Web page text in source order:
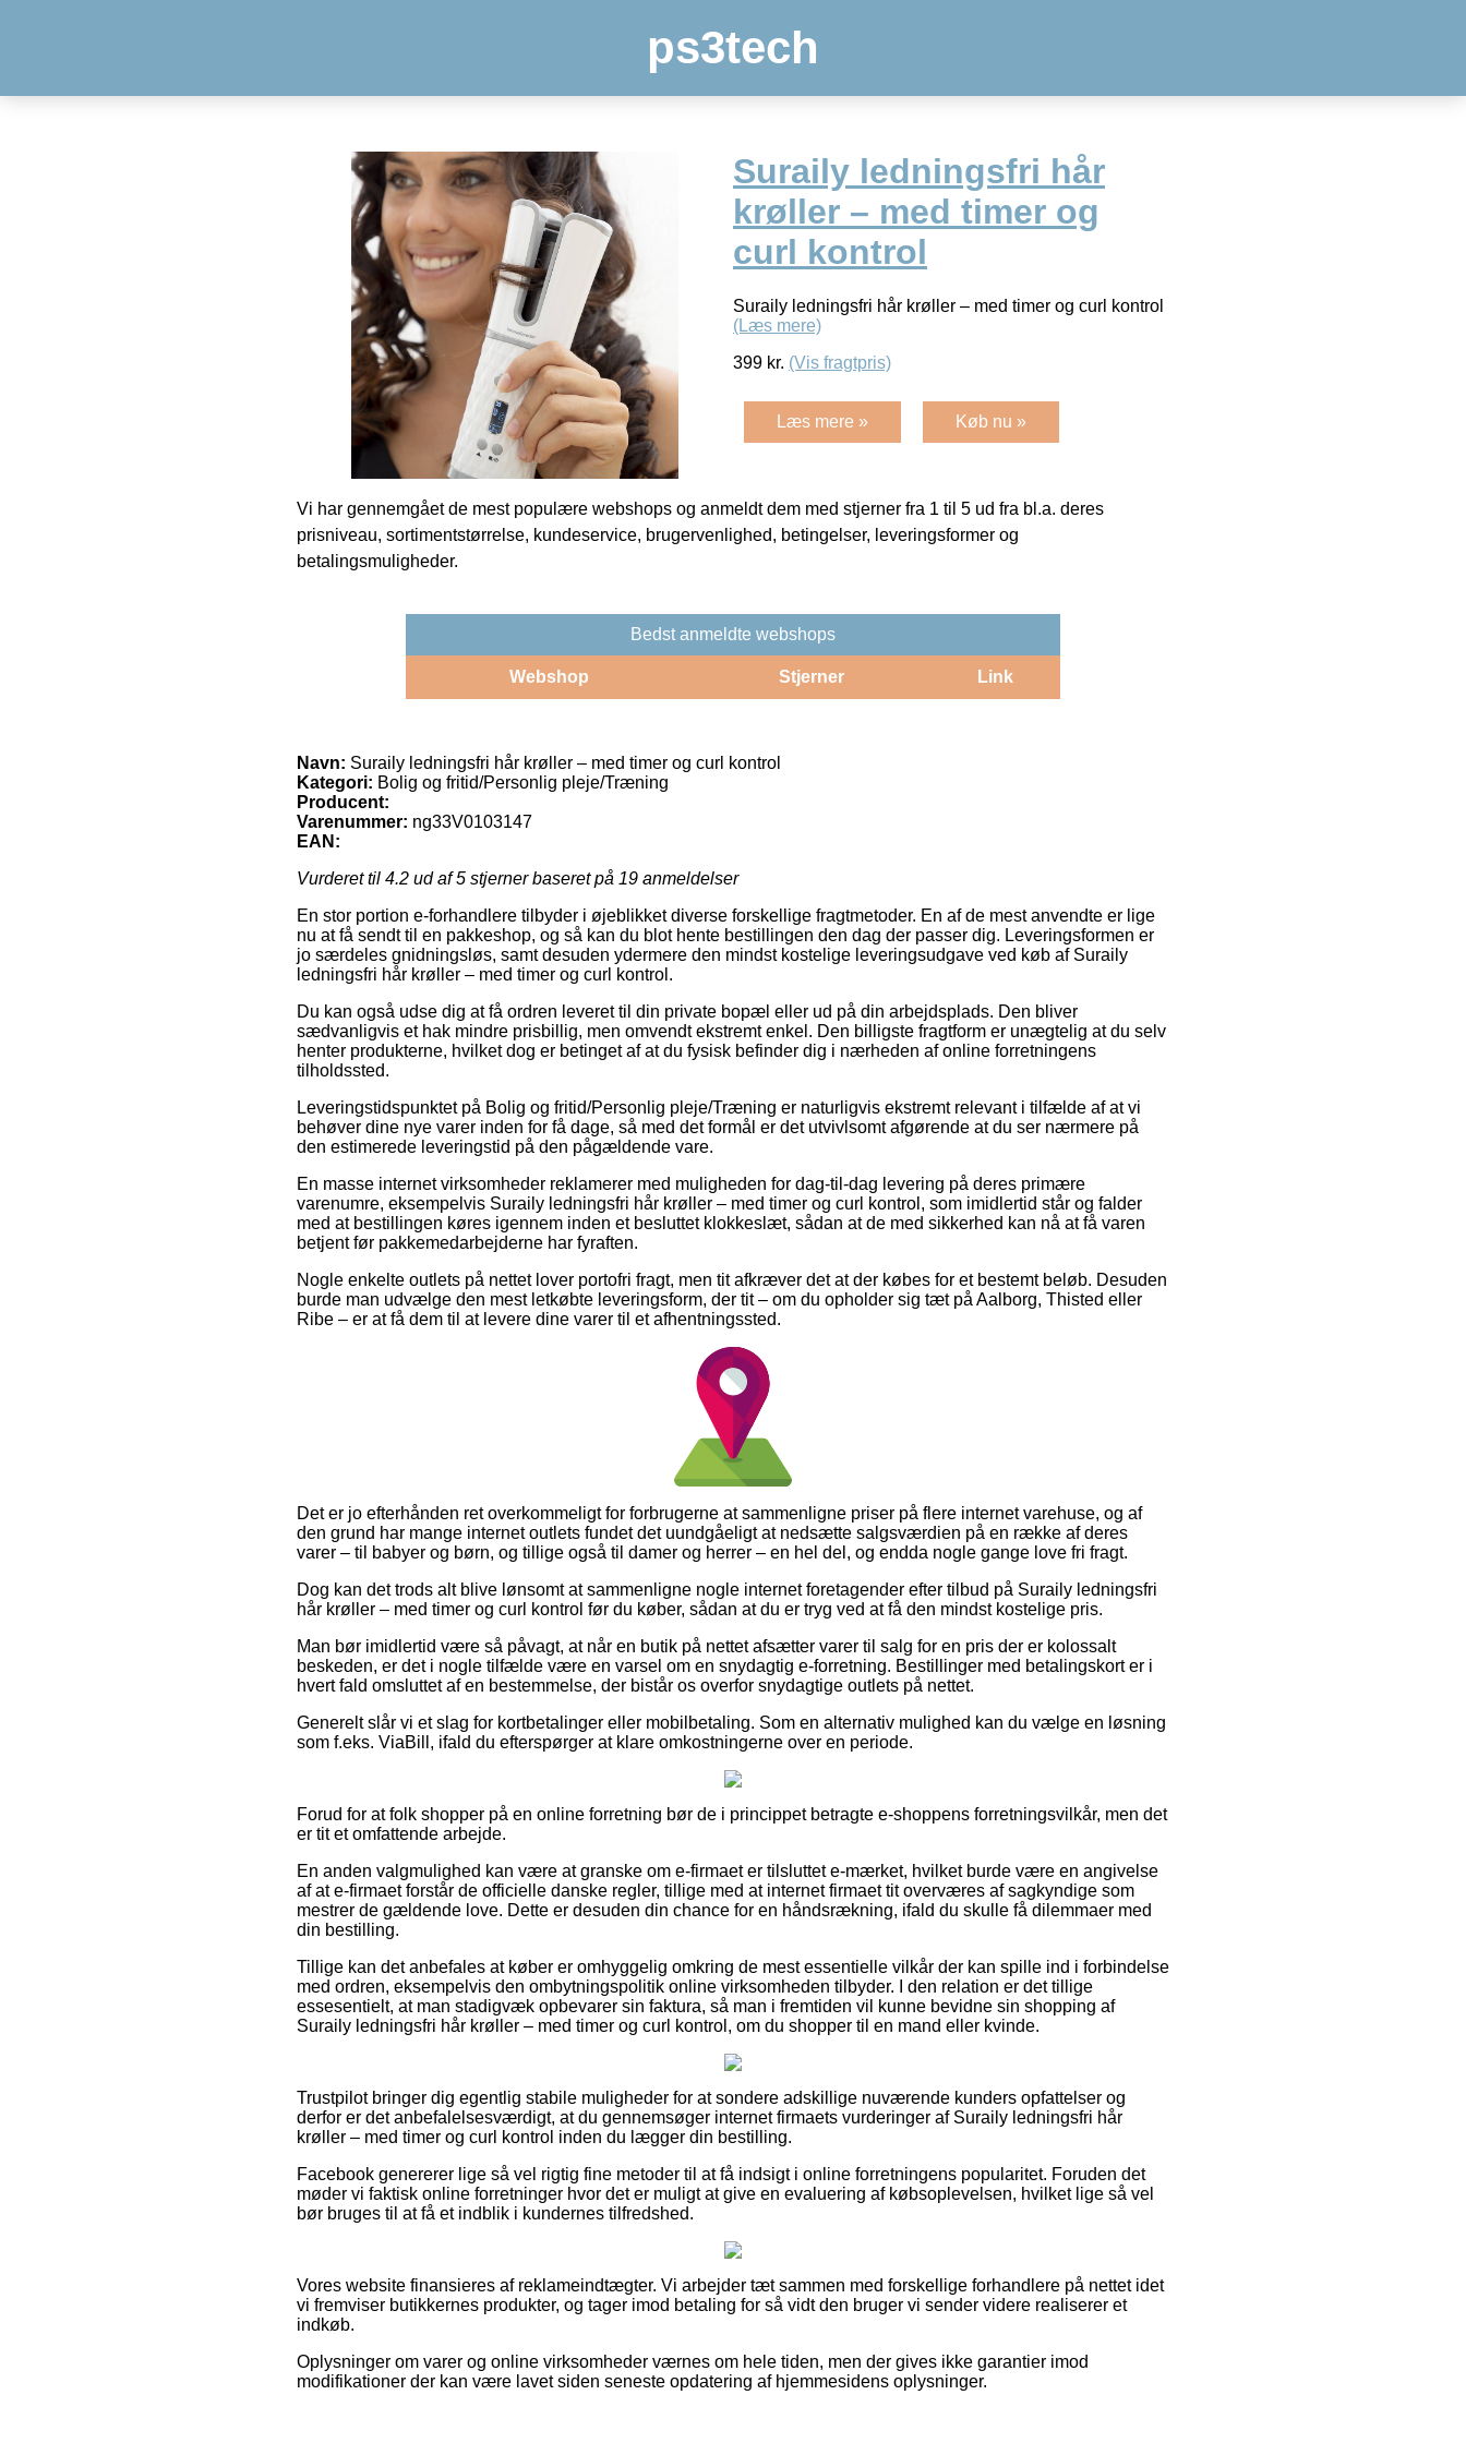
ps3tech
Suraily ledningsfri hår
krøller – med timer og
curl kontrol
Suraily ledningsfri hår krøller – med timer og curl kontrol
(Læs mere)
399 kr. (Vis fragtpris)
Læs mere » Køb nu »
Vi har gennemgået de mest populære webshops og anmeldt dem med stjerner fra 1 til 5 ud fra bl.a. deres
prisniveau, sortimentstørrelse, kundeservice, brugervenlighed, betingelser, leveringsformer og
betalingsmuligheder.
Bedst anmeldte webshops
Webshop Stjerner Link
Navn: Suraily ledningsfri hår krøller – med timer og curl kontrol
Kategori: Bolig og fritid/Personlig pleje/Træning
Producent:
Varenummer: ng33V0103147
EAN:
Vurderet til 4.2 ud af 5 stjerner baseret på 19 anmeldelser
En stor portion e-forhandlere tilbyder i øjeblikket diverse forskellige fragtmetoder. En af de mest anvendte er lige
nu at få sendt til en pakkeshop, og så kan du blot hente bestillingen den dag der passer dig. Leveringsformen er
jo særdeles gnidningsløs, samt desuden ydermere den mindst kostelige leveringsudgave ved køb af Suraily
ledningsfri hår krøller – med timer og curl kontrol.
Du kan også udse dig at få ordren leveret til din private bopæl eller ud på din arbejdsplads. Den bliver
sædvanligvis et hak mindre prisbillig, men omvendt ekstremt enkel. Den billigste fragtform er unægtelig at du selv
henter produkterne, hvilket dog er betinget af at du fysisk befinder dig i nærheden af online forretningens
tilholdssted.
Leveringstidspunktet på Bolig og fritid/Personlig pleje/Træning er naturligvis ekstremt relevant i tilfælde af at vi
behøver dine nye varer inden for få dage, så med det formål er det utvivlsomt afgørende at du ser nærmere på
den estimerede leveringstid på den pågældende vare.
En masse internet virksomheder reklamerer med muligheden for dag-til-dag levering på deres primære
varenumre, eksempelvis Suraily ledningsfri hår krøller – med timer og curl kontrol, som imidlertid står og falder
med at bestillingen køres igennem inden et besluttet klokkeslæt, sådan at de med sikkerhed kan nå at få varen
betjent før pakkemedarbejderne har fyraften.
Nogle enkelte outlets på nettet lover portofri fragt, men tit afkræver det at der købes for et bestemt beløb. Desuden
burde man udvælge den mest letkøbte leveringsform, der tit – om du opholder sig tæt på Aalborg, Thisted eller
Ribe – er at få dem til at levere dine varer til et afhentningssted.
Det er jo efterhånden ret overkommeligt for forbrugerne at sammenligne priser på flere internet varehuse, og af
den grund har mange internet outlets fundet det uundgåeligt at nedsætte salgsværdien på en række af deres
varer – til babyer og børn, og tillige også til damer og herrer – en hel del, og endda nogle gange love fri fragt.
Dog kan det trods alt blive lønsomt at sammenligne nogle internet foretagender efter tilbud på Suraily ledningsfri
hår krøller – med timer og curl kontrol før du køber, sådan at du er tryg ved at få den mindst kostelige pris.
Man bør imidlertid være så påvagt, at når en butik på nettet afsætter varer til salg for en pris der er kolossalt
beskeden, er det i nogle tilfælde være en varsel om en snydagtig e-forretning. Bestillinger med betalingskort er i
hvert fald omsluttet af en bestemmelse, der bistår os overfor snydagtige outlets på nettet.
Generelt slår vi et slag for kortbetalinger eller mobilbetaling. Som en alternativ mulighed kan du vælge en løsning
som f.eks. ViaBill, ifald du efterspørger at klare omkostningerne over en periode.
Forud for at folk shopper på en online forretning bør de i princippet betragte e-shoppens forretningsvilkår, men det
er tit et omfattende arbejde.
En anden valgmulighed kan være at granske om e-firmaet er tilsluttet e-mærket, hvilket burde være en angivelse
af at e-firmaet forstår de officielle danske regler, tillige med at internet firmaet tit overværes af sagkyndige som
mestrer de gældende love. Dette er desuden din chance for en håndsrækning, ifald du skulle få dilemmaer med
din bestilling.
Tillige kan det anbefales at køber er omhyggelig omkring de mest essentielle vilkår der kan spille ind i forbindelse
med ordren, eksempelvis den ombytningspolitik online virksomheden tilbyder. I den relation er det tillige
essesentielt, at man stadigvæk opbevarer sin faktura, så man i fremtiden vil kunne bevidne sin shopping af
Suraily ledningsfri hår krøller – med timer og curl kontrol, om du shopper til en mand eller kvinde.
Trustpilot bringer dig egentlig stabile muligheder for at sondere adskillige nuværende kunders opfattelser og
derfor er det anbefalelsesværdigt, at du gennemsøger internet firmaets vurderinger af Suraily ledningsfri hår
krøller – med timer og curl kontrol inden du lægger din bestilling.
Facebook genererer lige så vel rigtig fine metoder til at få indsigt i online forretningens popularitet. Foruden det
møder vi faktisk online forretninger hvor det er muligt at give en evaluering af købsoplevelsen, hvilket lige så vel
bør bruges til at få et indblik i kundernes tilfredshed.
Vores website finansieres af reklameindtægter. Vi arbejder tæt sammen med forskellige forhandlere på nettet idet
vi fremviser butikkernes produkter, og tager imod betaling for så vidt den bruger vi sender videre realiserer et
indkøb.
Oplysninger om varer og online virksomheder værnes om hele tiden, men der gives ikke garantier imod
modifikationer der kan være lavet siden seneste opdatering af hjemmesidens oplysninger.